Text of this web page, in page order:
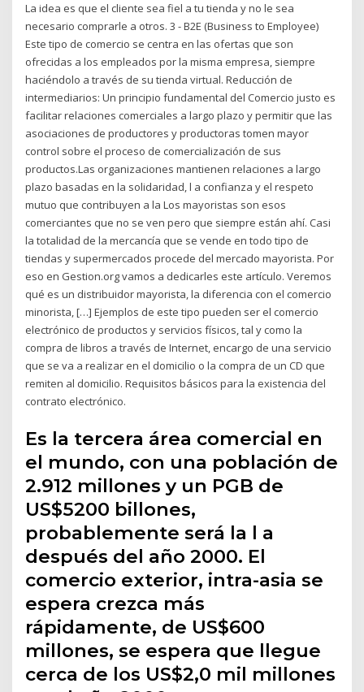
La idea es que el cliente sea fiel a tu tienda y no le sea
necesario comprarle a otros. 3 - B2E (Business to Employee)
Este tipo de comercio se centra en las ofertas que son
ofrecidas a los empleados por la misma empresa, siempre
haciéndolo a través de su tienda virtual. Reducción de
intermediarios: Un principio fundamental del Comercio justo es
facilitar relaciones comerciales a largo plazo y permitir que las
asociaciones de productores y productoras tomen mayor
control sobre el proceso de comercialización de sus
productos.Las organizaciones mantienen relaciones a largo
plazo basadas en la solidaridad, l a confianza y el respeto
mutuo que contribuyen a la Los mayoristas son esos
comerciantes que no se ven pero que siempre están ahí. Casi
la totalidad de la mercancía que se vende en todo tipo de
tiendas y supermercados procede del mercado mayorista. Por
eso en Gestion.org vamos a dedicarles este artículo. Veremos
qué es un distribuidor mayorista, la diferencia con el comercio
minorista, […] Ejemplos de este tipo pueden ser el comercio
electrónico de productos y servicios físicos, tal y como la
compra de libros a través de Internet, encargo de una servicio
que se va a realizar en el domicilio o la compra de un CD que
remiten al domicilio. Requisitos básicos para la existencia del
contrato electrónico.
Es la tercera área comercial en
el mundo, con una población de
2.912 millones y un PGB de
US$5200 billones,
probablemente será la l a
después del año 2000. El
comercio exterior, intra-asia se
espera crezca más
rápidamente, de US$600
millones, se espera que llegue
cerca de los US$2,0 mil millones